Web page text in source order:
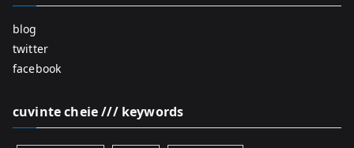
blog
twitter
facebook
cuvinte cheie /// keywords